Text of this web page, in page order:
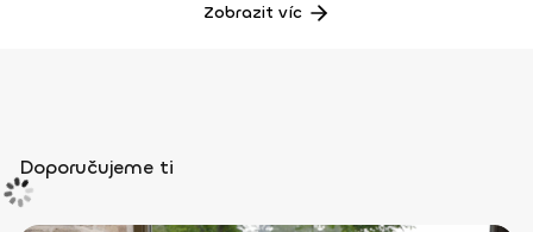
Zobrazit víc
Doporučujeme ti